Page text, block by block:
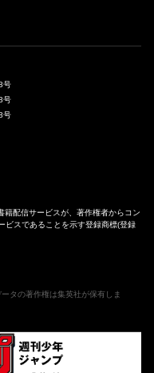
号
号
号
配信サービスが、著作権者からコン
ビスであることを示す登録商標(登録
タの著作権は集英社が保有しま